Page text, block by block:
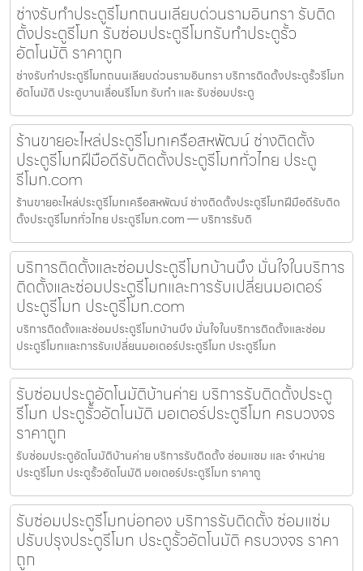
ช่างรับทำประตูรีโมทถนนเลียบด่วนรามอินทรา รับติด
ตั้งประตูรีโมท รับซ่อมประตูรีโมทรับทำประตูรั้ว
อัตโนมัติ ราคาถูก
ช่างรับทำประตูรีโมทถนนเลียบด่วนรามอินทรา บริการติดตั้งประตูรั้วรีโมท
อัตโนมัติ ประตูบานเลื่อนรีโมท รับทำ และ รับซ่อมประตู
ร้านขายอะไหล่ประตูรีโมทเครือสหพัฒน์ ช่างติดตั้ง
ประตูรีโมทฝีมือดีรับติดตั้งประตูรีโมททั่วไทย ประตู
รีโมท.com
ร้านขายอะไหล่ประตูรีโมทเครือสหพัฒน์ ช่างติดตั้งประตูรีโมทฝีมือดีรับติด
ตั้งประตูรีโมททั่วไทย ประตูรีโมท.com — บริการรับติ
บริการติดตั้งและซ่อมประตูรีโมทบ้านบึง มั่นใจในบริการ
ติดตั้งและซ่อมประตูรีโมทและการรับเปลี่ยนมอเตอร์
ประตูรีโมท ประตูรีโมท.com
บริการติดตั้งและซ่อมประตูรีโมทบ้านบึง มั่นใจในบริการติดตั้งและซ่อม
ประตูรีโมทและการรับเปลี่ยนมอเตอร์ประตูรีโมท ประตูรีโมท
รับซ่อมประตูอัตโนมัติบ้านค่าย บริการรับติดตั้งประตู
รีโมท ประตูรั้วอัตโนมัติ มอเตอร์ประตูรีโมท ครบวงจร
ราคาถูก
รับซ่อมประตูอัตโนมัติบ้านค่าย บริการรับติดตั้ง ซ่อมแซม และ จำหน่าย
ประตูรีโมท ประตูรั้วอัตโนมัติ มอเตอร์ประตูรีโมท ราคาถู
รับซ่อมประตูรีโมทบ่อทอง บริการรับติดตั้ง ซ่อมแซ่ม
ปรับปรุงประตูรีโมท ประตูรั้วอัตโนมัติ ครบวงจร ราคา
ถูก